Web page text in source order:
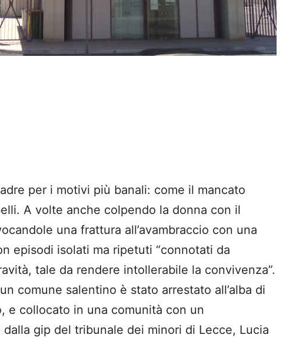
per i motivi più banali: come il mancato
A volte anche colpendo la donna con il
una frattura all’avambraccio con una
episodi isolati ma ripetuti “connotati da
tale da rendere intollerabile la convivenza”.
comune salentino è stato arrestato all’alba di
e collocato in una comunità con un
gip del tribunale dei minori di Lecce, Lucia